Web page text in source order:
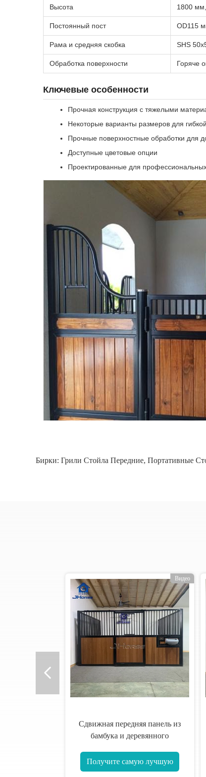
Высота 1800
Постоянный пост OD115
Рама и средняя скобка SHS
Обработка поверхности Горяче
Ключевые особенности
Прочная конструкция с тяжелыми
Некоторые варианты размеров для
Прочные поверхностные обработки для
Доступные цветовые опции
Проектированные для
Бирки: Грили Стойла Передние, Портативные
Видео
Сдвижная передняя панель из
бамбука и деревянного
податчиком
Получите самую лучшую